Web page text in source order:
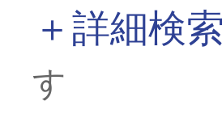
＋詳細検索
す